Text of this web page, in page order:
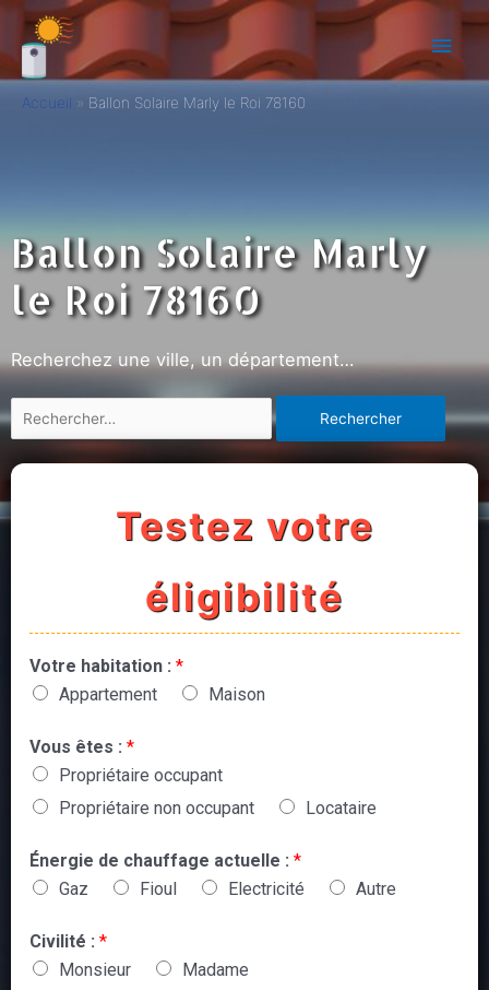
Accueil Ballon Solaire Marly le Roi 78160
Ballon Solaire Marly
le Roi 78160
Recherchez une ville, un département…
Testez votre
éligibilité
Votre habitation : *
Appartement
Maison
Vous êtes : *
Propriétaire occupant
Propriétaire non occupant
Locataire
Énergie de chauffage actuelle : *
Gaz
Fioul Electricité Autre
Civilité : *
Monsieur
Madame